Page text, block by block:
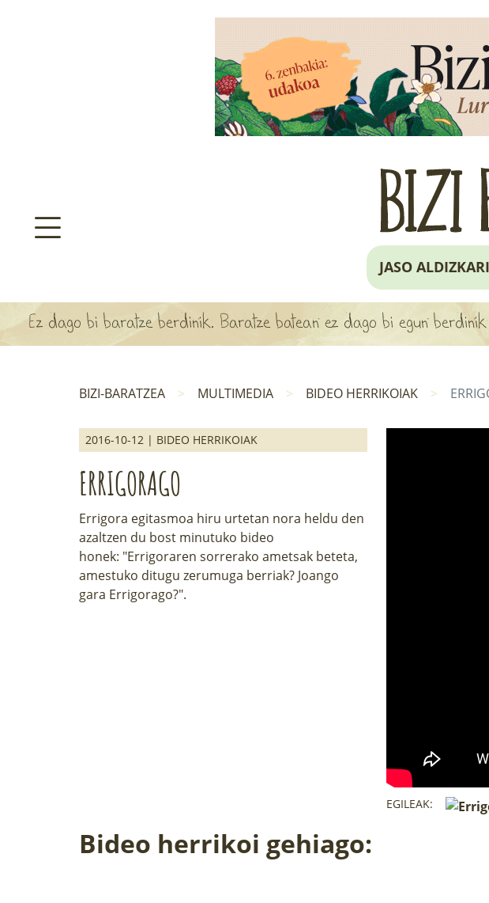
ARBOLA APARTEN MAPA
JASO
Ez dago bi baratze berdinik. Baratze batean ez dago bi egun berdinik
BIZI-BARATZEA MULTIMEDIA BIDEO HERRIKOIAK
2016-10-12 | BIDEO HERRIKOIAK
ERRIGORAGO
Errigora egitasmoa hiru urtetan nora heldu den
azaltzen du bost minutuko bideo
honek: "Errigoraren sorrerako ametsak beteta,
amestuko ditugu zerumuga berriak? Joango
gara Errigorago?".
EGILEAK:
Bideo herrikoi gehiago: